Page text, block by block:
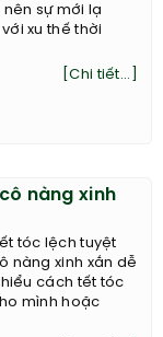
sự mới lạ
xu thế thời
[Chi tiết...]
nàng xinh
tóc lệch tuyệt
nàng xinh xắn dễ
cách tết tóc
mình hoặc